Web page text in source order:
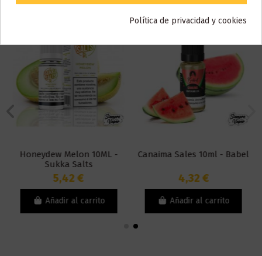
Honeydew Melon 10ML -
Sukka Salts
5,42 €
Añadir al carrito
Canaima Sales 10ml - Babel
4,32 €
Añadir al carrito
Política de privacidad y cookies